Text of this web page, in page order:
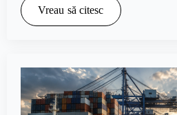
Vreau să citesc